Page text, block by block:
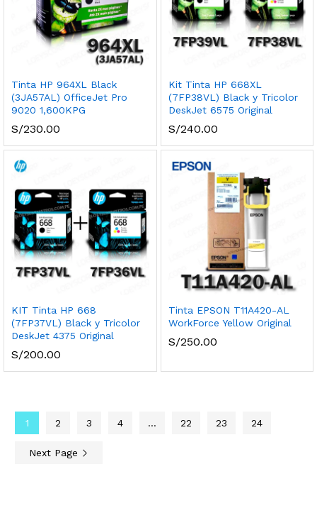
Tinta HP 964XL Black
(3JA57AL) OfficeJet Pro
9020 1,600KPG
S/230.00
Kit Tinta HP 668XL
(7FP38VL) Black y Tricolor
DeskJet 6575 Original
S/240.00
KIT Tinta HP 668
(7FP37VL) Black y Tricolor
DeskJet 4375 Original
S/200.00
Tinta EPSON T11A420-AL
WorkForce Yellow Original
S/250.00
1 2 3 4 … 22 23 24
Next Page